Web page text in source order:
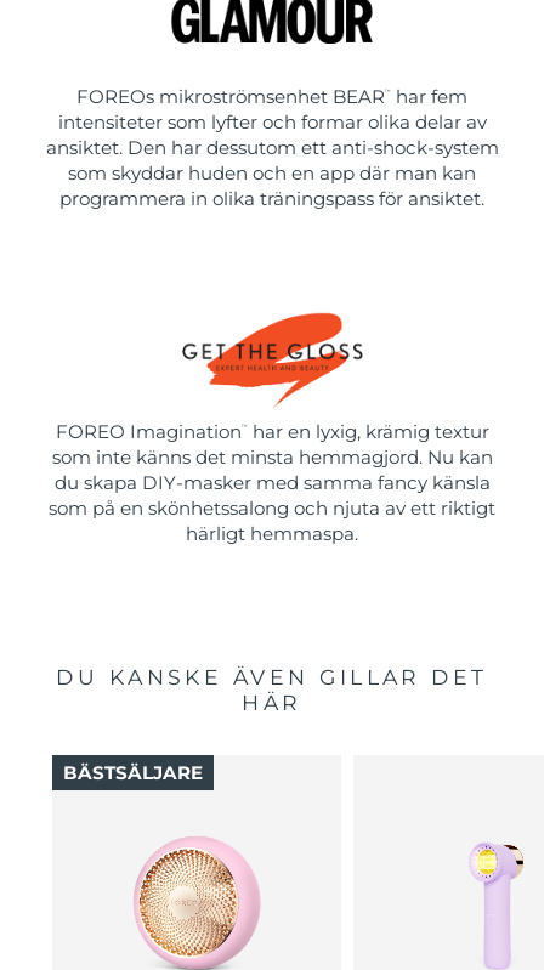
FOREOs mikroströmsenhet BEAR ™
har fem
intensiteter som lyfter och formar olika delar av
ansiktet. Den har dessutom ett anti-shock-system
som skyddar huden och en app där man kan
programmera in olika träningspass för ansiktet.
FOREO Imagination ™
har en lyxig, krämig textur
som inte känns det minsta hemmagjord. Nu kan
du skapa DIY-masker med samma fancy känsla
som på en skönhetssalong och njuta av ett riktigt
härligt hemmaspa.
DU KANSKE ÄVEN GILLAR DET
HÄR
BÄSTSÄLJARE